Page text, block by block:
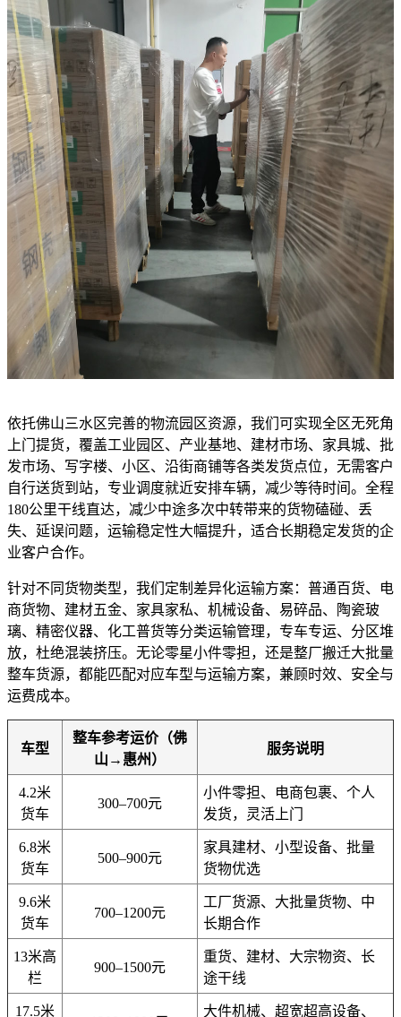
依托佛山三水区完善的物流园区资源，我们可实现全区无死角
上门提货，覆盖工业园区、产业基地、建材市场、家具城、批
发市场、写字楼、小区、沿街商铺等各类发货点位，无需客户
自行送货到站，专业调度就近安排车辆，减少等待时间。全程
180公里干线直达，减少中途多次中转带来的货物磕碰、丢
失、延误问题，运输稳定性大幅提升，适合长期稳定发货的企
业客户合作。
针对不同货物类型，我们定制差异化运输方案：普通百货、电
商货物、建材五金、家具家私、机械设备、易碎品、陶瓷玻
璃、精密仪器、化工普货等分类运输管理，专车专运、分区堆
放，杜绝混装挤压。无论零星小件零担，还是整厂搬迁大批量
整车货源，都能匹配对应车型与运输方案，兼顾时效、安全与
运费成本。
车型
整车参考运价（佛
山→惠州）
服务说明
4.2米
货车
300–700元
小件零担、电商包裹、个人
发货，灵活上门
6.8米
货车
500–900元
家具建材、小型设备、批量
货物优选
9.6米
货车
700–1200元
工厂货源、大批量货物、中
长期合作
13米高
栏
900–1500元
重货、建材、大宗物资、长
途干线
17.5米
大件机械、超宽超高设备、